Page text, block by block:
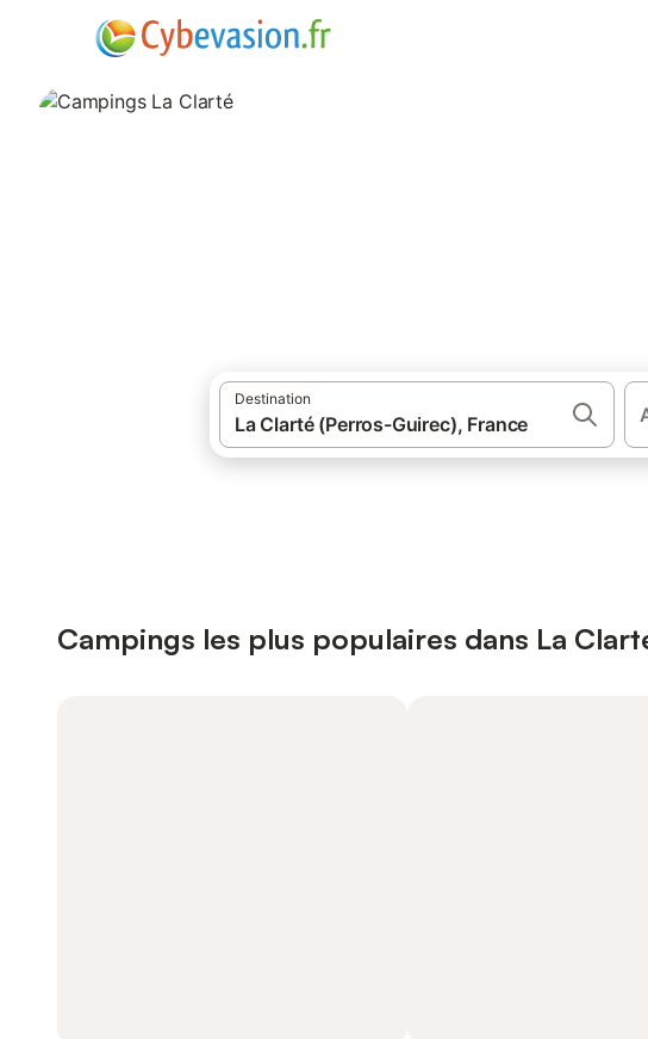
Destination
Campings les plus populaires dans La